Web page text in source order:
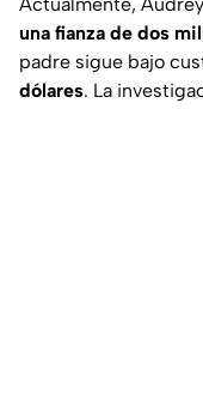
una fianza de dos
padre sigue bajo
dólares. La